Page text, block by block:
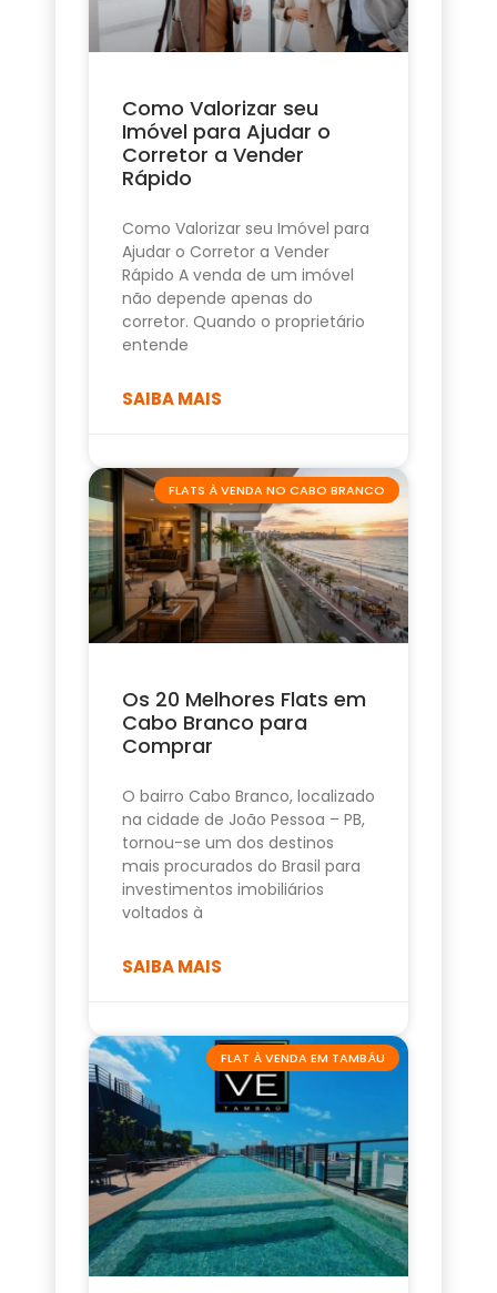
Como Valorizar seu
Imóvel para Ajudar o
Corretor a Vender
Rápido
Como Valorizar seu Imóvel para
Ajudar o Corretor a Vender
Rápido A venda de um imóvel
não depende apenas do
corretor. Quando o proprietário
entende
SAIBA MAIS
FLATS À VENDA NO CABO BRANCO
Os 20 Melhores Flats em
Cabo Branco para
Comprar
O bairro Cabo Branco, localizado
na cidade de João Pessoa – PB,
tornou-se um dos destinos
mais procurados do Brasil para
investimentos imobiliários
voltados à
SAIBA MAIS
FLAT À VENDA EM TAMBÁU